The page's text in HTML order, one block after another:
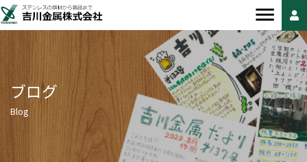
ブログ
Blog